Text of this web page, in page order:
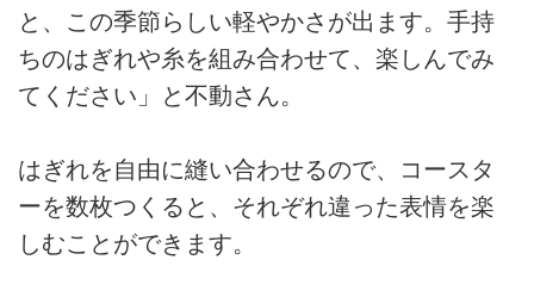
と、この季節らしい軽やかさが出ます。手持
ちのはぎれや糸を組み合わせて、楽しんでみ
てください」と不動さん。
はぎれを自由に縫い合わせるので、コースタ
ーを数枚つくると、それぞれ違った表情を楽
しむことができます。